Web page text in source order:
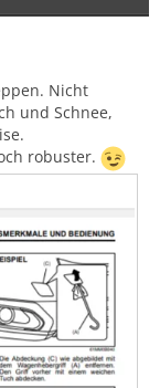
Nicht
und Schnee,
robuster.